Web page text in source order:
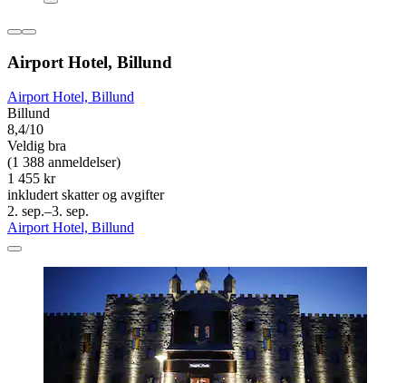
Airport Hotel, Billund
Airport Hotel, Billund
Billund
8,4/10
Veldig bra
(1 388 anmeldelser)
1 455 kr
inkludert skatter og avgifter
2. sep.–3. sep.
Airport Hotel, Billund